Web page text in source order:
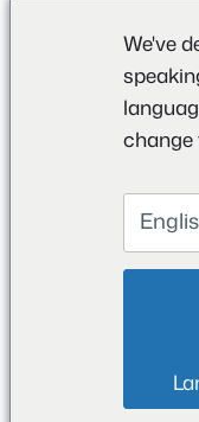
We've
change